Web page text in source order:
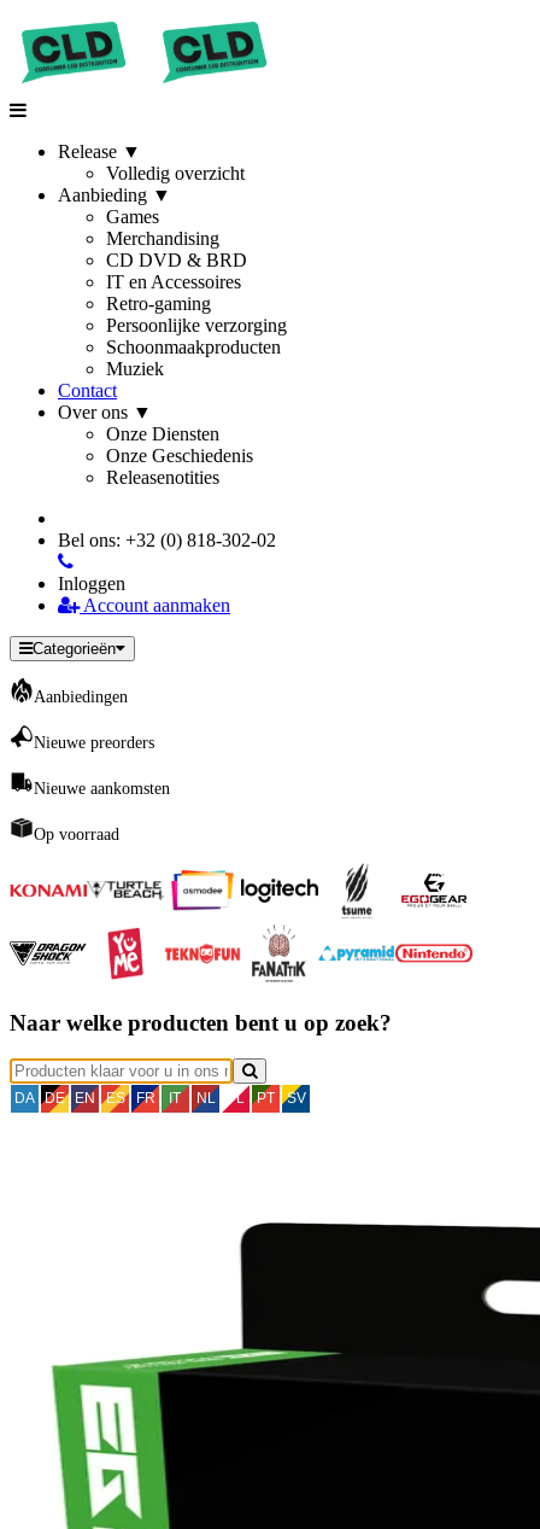
Release ▼
Volledig overzicht
Aanbieding ▼
Games
Merchandising
CD DVD & BRD
IT en Accessoires
Retro-gaming
Persoonlijke verzorging
Schoonmaakproducten
Muziek
Contact
Over ons ▼
Onze Diensten
Onze Geschiedenis
Releasenotities
Bel ons: +32 (0) 818-302-02
Inloggen
Account aanmaken
Categorieën
Aanbiedingen
Nieuwe preorders
Nieuwe aankomsten
Op voorraad
Naar welke producten bent u op zoek?